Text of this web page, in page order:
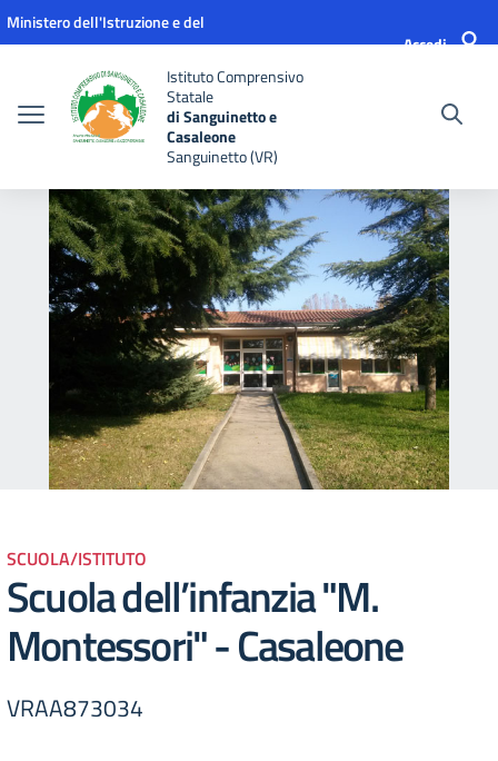
Vai ai contenuti
Vai al menu di navigazione
Vai al footer
Ministero dell'Istruzione e del
Accedi
Istituto Comprensivo
Statale
di Sanguinetto e
Casaleone
Sanguinetto (VR)
SCUOLA/ISTITUTO
Scuola dell’infanzia "M.
Montessori" - Casaleone
VRAA873034